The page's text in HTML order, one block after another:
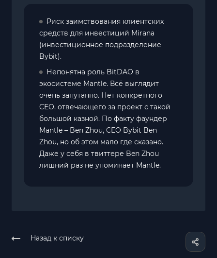
Риск заимствования клиентских
средств для инвестиций Mirana
(инвестиционное подразделение
Bybit).
Непонятна роль BitDAO в
экосистеме Mantle. Всё выглядит
очень запутанно. Нет конкретного
CEO, отвечающего за проект с такой
большой казной. По факту фаундер
Mantle – Ben Zhou, CEO Bybit Ben
Zhou, но об этом мало где сказано.
Даже у себя в твиттере Ben Zhou
лишний раз не упоминает Mantle.
Назад к списку